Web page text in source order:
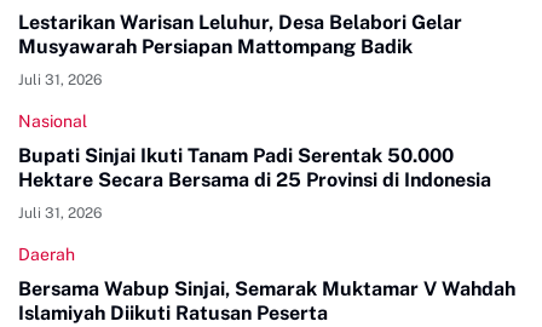
Lestarikan Warisan Leluhur, Desa Belabori Gelar
Musyawarah Persiapan Mattompang Badik
Juli 31, 2026
Nasional
Bupati Sinjai Ikuti Tanam Padi Serentak 50.000
Hektare Secara Bersama di 25 Provinsi di Indonesia
Juli 31, 2026
Daerah
Bersama Wabup Sinjai, Semarak Muktamar V Wahdah
Islamiyah Diikuti Ratusan Peserta